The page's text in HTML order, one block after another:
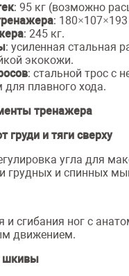
: 95 кг (возможно
:
: 245 кг.
: усиленная стальная
экокожи.
: стальной трос с
плавного хода.
тренажера
груди и тяги сверху
угла для
грудных и спинных
и сгибания ног с
движением.
шкивы